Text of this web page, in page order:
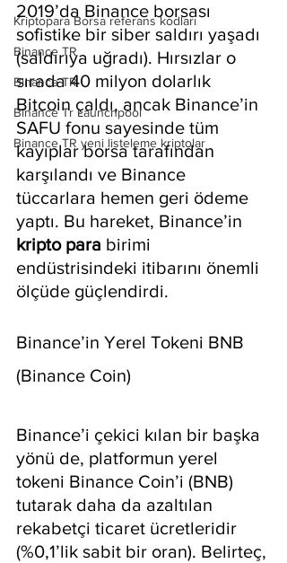
Kriptopara Borsa referans kodları
Binance TR
Binance TR
Binance Tr Launchpool
Binance TR yeni listeleme kriptolar
2019’da Binance borsası
sofistike bir siber saldırı yaşadı
(saldırıya uğradı). Hırsızlar o
sırada 40 milyon dolarlık
Bitcoin çaldı, ancak Binance’in
SAFU fonu sayesinde tüm
kayıplar borsa tarafından
karşılandı ve Binance
tüccarlara hemen geri ödeme
yaptı. Bu hareket, Binance’in
kripto para birimi
endüstrisindeki itibarını önemli
ölçüde güçlendirdi.
Binance’in Yerel Tokeni BNB
(Binance Coin)
Binance’i çekici kılan bir başka
yönü de, platformun yerel
tokeni Binance Coin’i (BNB)
tutarak daha da azaltılan
rekabetçi ticaret ücretleridir
(%0,1’lik sabit bir oran). Belirteç,